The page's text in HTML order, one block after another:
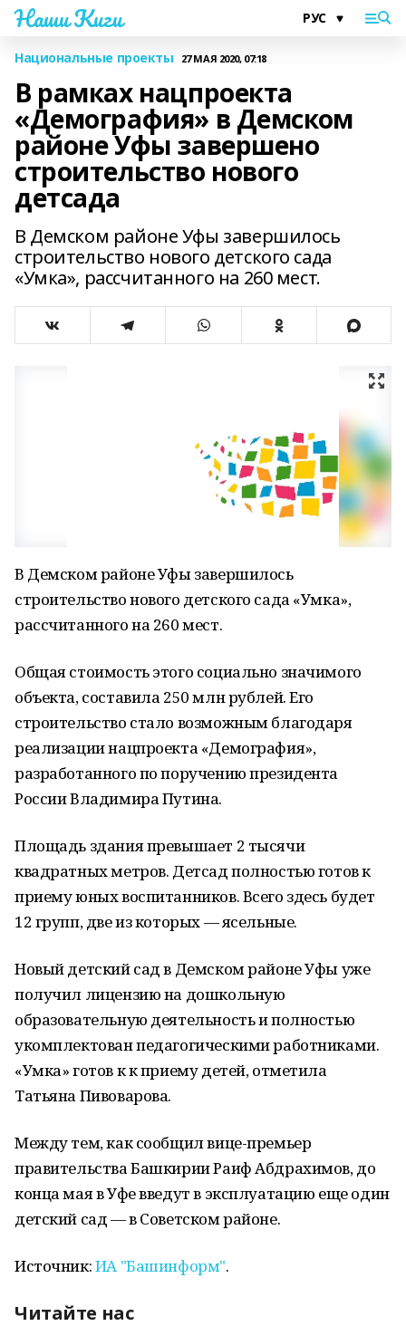
Наши Киги
Национальные проекты 27 МАЯ 2020, 07:18
В рамках нацпроекта
«Демография» в Демском
районе Уфы завершено
строительство нового
детсада
В Демском районе Уфы завершилось
строительство нового детского сада
«Умка», рассчитанного на 260 мест.
В Демском районе Уфы завершилось
строительство нового детского сада «Умка»,
рассчитанного на 260 мест.
Общая стоимость этого социально значимого
объекта, составила 250 млн рублей. Его
строительство стало возможным благодаря
реализации нацпроекта «Демография»,
разработанного по поручению президента
России Владимира Путина.
Площадь здания превышает 2 тысячи
квадратных метров. Детсад полностью готов к
приему юных воспитанников. Всего здесь будет
12 групп, две из которых — ясельные.
Новый детский сад в Демском районе Уфы уже
получил лицензию на дошкольную
образовательную деятельность и полностью
укомплектован педагогическими работниками.
«Умка» готов к к приему детей, отметила
Татьяна Пивоварова.
Между тем, как сообщил вице-премьер
правительства Башкирии Раиф Абдрахимов, до
конца мая в Уфе введут в эксплуатацию еще один
детский сад — в Советском районе.
Источник:ИА "Башинформ".
Читайте нас